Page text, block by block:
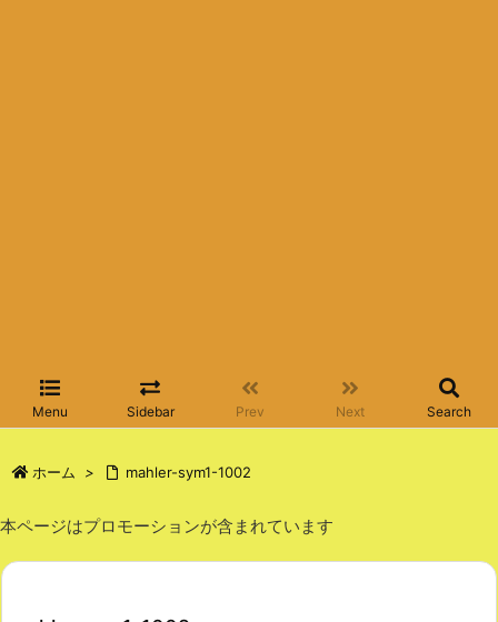
Menu Sidebar Prev Next Search
ホーム > mahler-sym1-1002
本ページはプロモーションが含まれています